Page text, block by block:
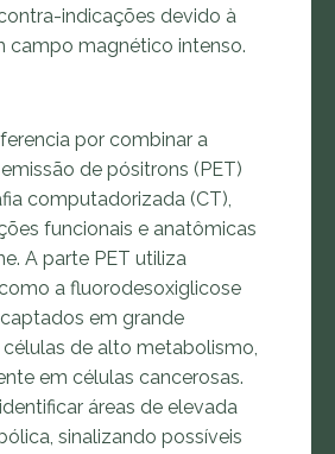
indicações devido à
campo magnético intenso.
por combinar a
de pósitrons (PET)
computadorizada (CT),
funcionais e anatômicas
A parte PET utiliza
a fluorodesoxiglicose
em grande
de alto metabolismo,
em células cancerosas.
áreas de elevada
sinalizando possíveis